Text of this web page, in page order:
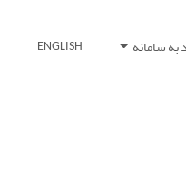
به سامانه ENGLISH